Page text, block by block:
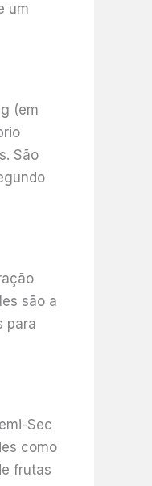
um
(em
São
são a
para
Sec
como
frutas